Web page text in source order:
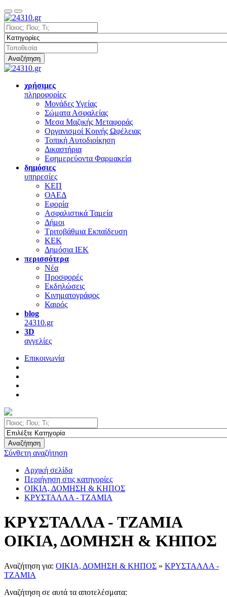
Αναζήτηση
χρήσιμες
πληροφορίες
Μονάδες Υγείας
Σώματα Ασφαλείας
Μεσα Μαζικής Μεταφοράς
Οργανισμοί Κοινής Ωφέλειας
Τοπική Αυτοδιοίκηση
Δικαστήρια
Εφημερεύοντα Φαρμακεία
δημόσιες
υπηρεσίες
ΚΕΠ
ΟΑΕΔ
Εφορία
Ασφαλιστικά Ταμεία
Δήμοι
Τριτοβάθμια Εκπαίδευση
ΚΕΚ
Δημόσια ΙΕΚ
περισσότερα
Νέα
Προσφορές
Εκδηλώσεις
Κινηματογράφος
Καιρός
blog
24310.gr
3D
αγγελίες
Επικοινωνία
Αναζήτηση
Σύνθετη αναζήτηση
Αρχική σελίδα
Περιήγηση στις κατηγορίες
ΟΙΚΙΑ, ΔΟΜΗΣΗ & ΚΗΠΟΣ
ΚΡΥΣΤΑΛΛΑ - ΤΖΑΜΙΑ
ΚΡΥΣΤΑΛΛΑ - ΤΖΑΜΙΑ
ΟΙΚΙΑ, ΔΟΜΗΣΗ & ΚΗΠΟΣ
Αναζήτηση για: ΟΙΚΙΑ, ΔΟΜΗΣΗ & ΚΗΠΟΣ » ΚΡΥΣΤΑΛΛΑ -
ΤΖΑΜΙΑ
Αναζήτηση σε αυτά τα αποτελέσματα: